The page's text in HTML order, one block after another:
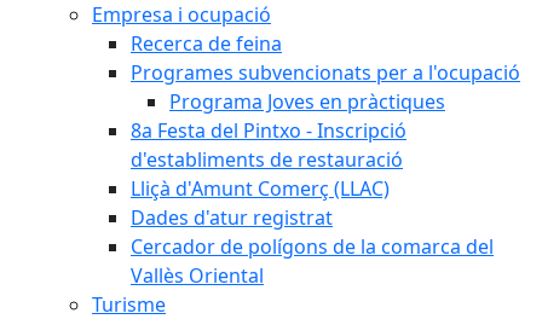
Empresa i ocupació
Recerca de feina
Programes subvencionats per a l'ocupació
Programa Joves en pràctiques
8a Festa del Pintxo - Inscripció
d'establiments de restauració
Lliçà d'Amunt Comerç (LLAC)
Dades d'atur registrat
Cercador de polígons de la comarca del
Vallès Oriental
Turisme